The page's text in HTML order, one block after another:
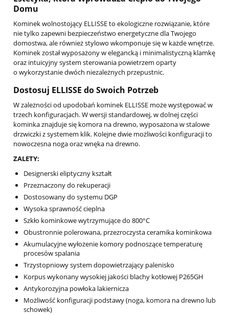
Domu
Kominek wolnostojący ELLISSE to ekologiczne rozwiązanie, które
nie tylko zapewni bezpieczeństwo energetyczne dla Twojego
domostwa, ale również stylowo wkomponuje się w każde wnętrze.
Kominek został wyposażony w elegancką i minimalistyczną klamkę
oraz intuicyjny system sterowania powietrzem oparty
o wykorzystanie dwóch niezależnych przepustnic.
Dostosuj ELLISSE do Swoich Potrzeb
W zależności od upodobań kominek ELLISSE może występować w
trzech konfiguracjach. W wersji standardowej, w dolnej części
kominka znajduje się komora na drewno, wyposażona w stalowe
drzwiczki z systemem klik. Kolejne dwie możliwości konfiguracji to
nowoczesna noga oraz wnęka na drewno.
ZALETY:
Designerski eliptyczny kształt
Przeznaczony do rekuperacji
Dostosowany do systemu DGP
Wysoka sprawność cieplna
Szkło kominkowe wytrzymujące do 800°C
Obustronnie polerowana, przezroczysta ceramika kominkowa
Akumulacyjne wyłożenie komory podnoszące temperaturę
procesów spalania
Trzystopniowy system dopowietrzający palenisko
Korpus wykonany wysokiej jakości blachy kotłowej P265GH
Antykorozyjna powłoka lakiernicza
Możliwość konfiguracji podstawy (noga, komora na drewno lub
schowek)